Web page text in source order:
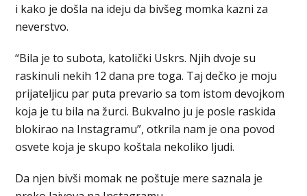
i kako je došla na ideju da bivšeg momka kazni za
neverstvo.
“Bila je to subota, katolički Uskrs. Njih dvoje su
raskinuli nekih 12 dana pre toga. Taj dečko je moju
prijateljicu par puta prevario sa tom istom devojkom
koja je tu bila na žurci. Bukvalno ju je posle raskida
blokirao na Instagramu”, otkrila nam je ona povod
osvete koja je skupo koštala nekoliko ljudi.
Da njen bivši momak ne poštuje mere saznala je